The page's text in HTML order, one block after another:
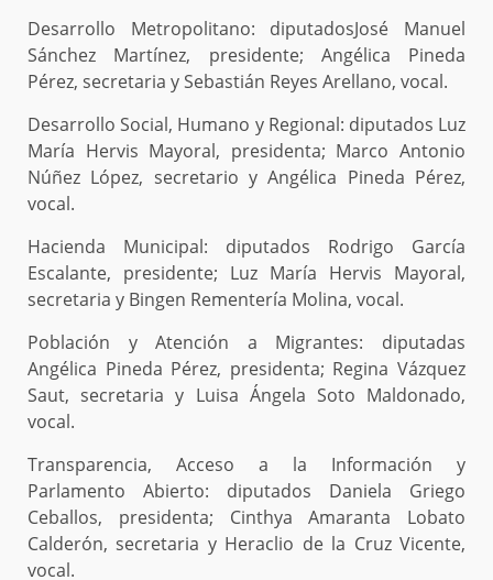
Desarrollo Metropolitano: diputadosJosé Manuel
Sánchez Martínez, presidente; Angélica Pineda
Pérez, secretaria y Sebastián Reyes Arellano, vocal.
Desarrollo Social, Humano y Regional: diputados Luz
María Hervis Mayoral, presidenta; Marco Antonio
Núñez López, secretario y Angélica Pineda Pérez,
vocal.
Hacienda Municipal: diputados Rodrigo García
Escalante, presidente; Luz María Hervis Mayoral,
secretaria y Bingen Rementería Molina, vocal.
Población y Atención a Migrantes: diputadas
Angélica Pineda Pérez, presidenta; Regina Vázquez
Saut, secretaria y Luisa Ángela Soto Maldonado,
vocal.
Transparencia, Acceso a la Información y
Parlamento Abierto: diputados Daniela Griego
Ceballos, presidenta; Cinthya Amaranta Lobato
Calderón, secretaria y Heraclio de la Cruz Vicente,
vocal.